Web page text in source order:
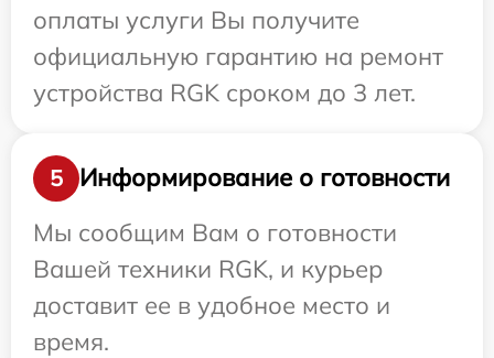
оплаты услуги Вы получите
официальную гарантию на ремонт
устройства RGK сроком до 3 лет.
5
Информирование о готовности
Мы сообщим Вам о готовности
Вашей техники RGK, и курьер
доставит ее в удобное место и
время.